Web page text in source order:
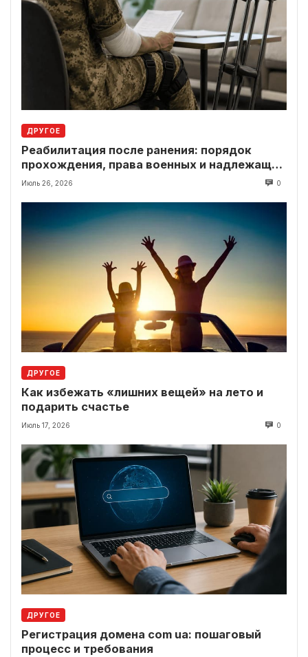
ДРУГОЕ
Реабилитация после ранения: порядок
прохождения, права военных и надлежащие
выплаты
Июль 26, 2026 0
ДРУГОЕ
Как избежать «лишних вещей» на лето и
подарить счастье
Июль 17, 2026 0
ДРУГОЕ
Регистрация домена com ua: пошаговый
процесс и требования